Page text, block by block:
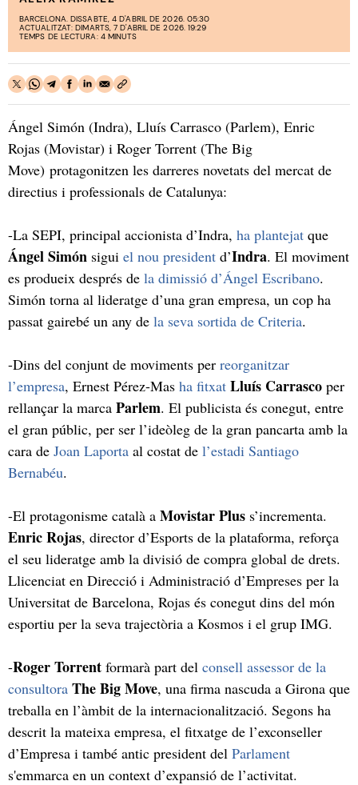
BARCELONA. DISSABTE, 4 D'ABRIL DE 2026. 05:30
ACTUALITZAT: DIMARTS, 7 D'ABRIL DE 2026. 19:29
TEMPS DE LECTURA: 4 MINUTS
Ángel Simón (Indra), Lluís Carrasco (Parlem), Enric
Rojas (Movistar) i Roger Torrent (The Big
Move) protagonitzen les darreres novetats del mercat de
directius i professionals de Catalunya:
-La SEPI, principal accionista d’Indra, ha plantejat que
Ángel Simón sigui el nou president d’Indra. El moviment
es produeix després de la dimissió d’Ángel Escribano.
Simón torna al lideratge d’una gran empresa, un cop ha
passat gairebé un any de la seva sortida de Criteria.
-Dins del conjunt de moviments per reorganitzar
l’empresa, Ernest Pérez-Mas ha fitxat Lluís Carrasco per
rellançar la marca Parlem. El publicista és conegut, entre
el gran públic, per ser l’ideòleg de la gran pancarta amb la
cara de Joan Laporta al costat de l’estadi Santiago
Bernabéu.
-El protagonisme català a Movistar Plus s’incrementa.
Enric Rojas, director d’Esports de la plataforma, reforça
el seu lideratge amb la divisió de compra global de drets.
Llicenciat en Direcció i Administració d’Empreses per la
Universitat de Barcelona, Rojas és conegut dins del món
esportiu per la seva trajectòria a Kosmos i el grup IMG.
-Roger Torrent formarà part del consell assessor de la
consultora The Big Move, una firma nascuda a Girona que
treballa en l’àmbit de la internacionalització. Segons ha
descrit la mateixa empresa, el fitxatge de l’exconseller
d’Empresa i també antic president del Parlament
s'emmarca en un context d’expansió de l’activitat.